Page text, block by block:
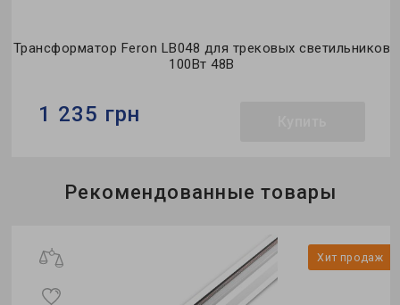
Трансформатор Feron LB048 для трековых светильников
100Вт 48В
1 235 грн
Бренд:Feron
трансформатор
Рекомендованные товары
Хит продаж